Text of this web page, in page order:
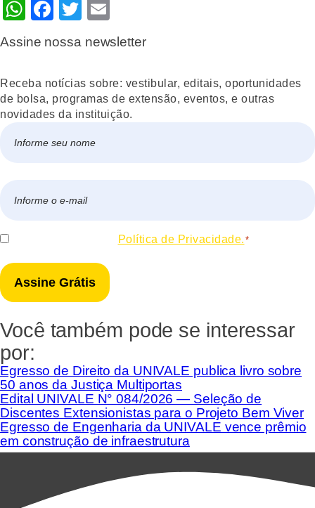
WhatsApp
Facebook
Twitter
Assine nossa newsletter
Receba notícias sobre: vestibular, editais, oportunidades
de bolsa, programas de extensão, eventos, e outras
novidades da instituição.
mail
Consentir Política de Privacidade. *
Você também pode se interessar
por:
Egresso de Direito da UNIVALE publica livro sobre
50 anos da Justiça Multiportas
Edital UNIVALE N° 084/2026 — Seleção de
Discentes Extensionistas para o Projeto Bem Viver
Egresso de Engenharia da UNIVALE vence prêmio
em construção de infraestrutura